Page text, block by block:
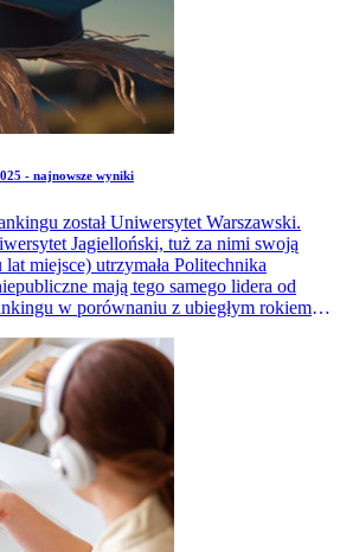
- najnowsze wyniki
został Uniwersytet Warszawski.
Jagielloński, tuż za nimi swoją
miejsce) utrzymała Politechnika
mają tego samego lidera od
w porównaniu z ubiegłym rokiem